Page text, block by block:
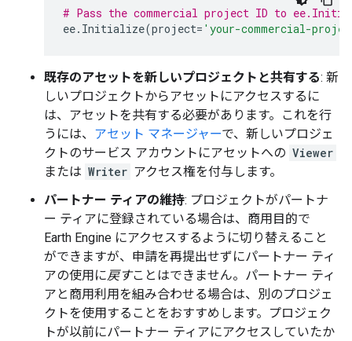
# Pass the commercial project ID to
ee. Initialize(project= 'your-commercial-
既存のアセットを新しいプロジェクトと共有する: 新
しいプロジェクトからアセットにアクセスするに
は、アセットを共有する必要があります。これを行
うには、 アセット マネージャーで、新しいプロジェ
クトのサービス アカウントにアセットへの Viewer
または Writer アクセス権を付与します。
パートナー ティアの維持: プロジェクトがパートナ
ー ティアに登録されている場合は、商用目的で
Earth Engine にアクセスするように切り替えること
ができますが、申請を再提出せずにパートナー ティ
アの使用に戻すことはできません。パートナー ティ
アと商用利用を組み合わせる場合は、別のプロジェ
クトを使用することをおすすめします。プロジェク
トが以前にパートナー ティアにアクセスしていたか